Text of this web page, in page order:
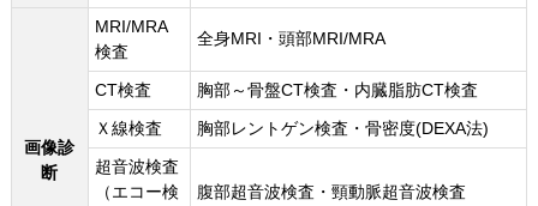
画像診
断
MRI/MRA
検査
全身MRI・頭部MRI/MRA
CT検査
胸部～骨盤CT検査・内臓脂肪CT検査
Ｘ線検査
胸部レントゲン検査・骨密度(DEXA法)
超音波検査
（エコー検
腹部超音波検査・頸動脈超音波検査